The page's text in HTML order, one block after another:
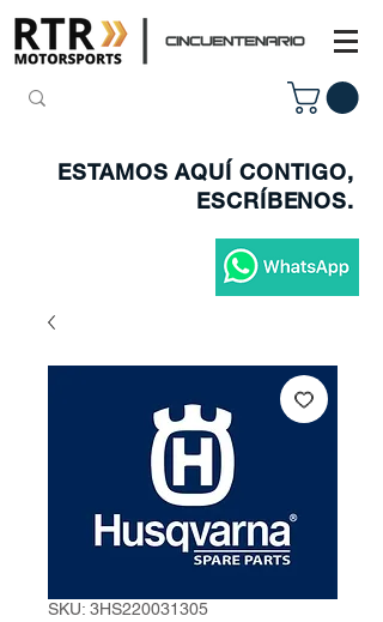
ESTAMOS AQUÍ CONTIGO,
ESCRÍBENOS.
SKU: 3HS220031305